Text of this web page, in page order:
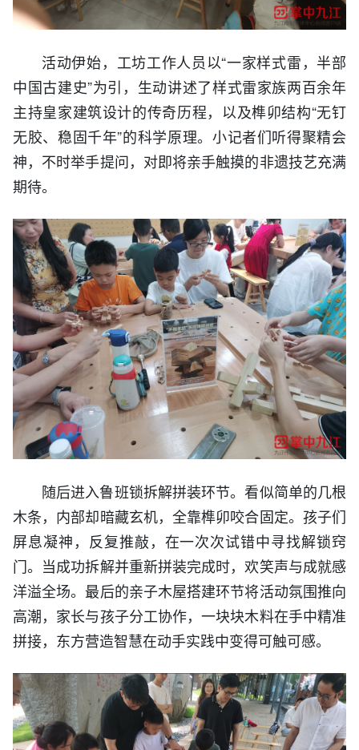
活动伊始，工坊工作人员以“一家样式雷，半部
中国古建史”为引，生动讲述了样式雷家族两百余年
主持皇家建筑设计的传奇历程，以及榫卯结构“无钉
无胶、稳固千年”的科学原理。小记者们听得聚精会
神，不时举手提问，对即将亲手触摸的非遗技艺充满
期待。
随后进入鲁班锁拆解拼装环节。看似简单的几根
木条，内部却暗藏玄机，全靠榫卯咬合固定。孩子们
屏息凝神，反复推敲，在一次次试错中寻找解锁窍
门。当成功拆解并重新拼装完成时，欢笑声与成就感
洋溢全场。最后的亲子木屋搭建环节将活动氛围推向
高潮，家长与孩子分工协作，一块块木料在手中精准
拼接，东方营造智慧在动手实践中变得可触可感。